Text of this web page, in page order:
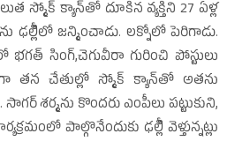
స్మోక్‌ క్యాన్‌తో దూకిన వ్యక్తిని 27 ఏళ్ల
ఢల్లీిలో జన్మించాడు. లక్నోలో పెరిగాడు.
సింగ్‌,చెగువీరా గురించి పోస్టులు
తన చేతుల్లో స్మోక్‌ క్యాన్‌తో అతను
శర్మను కొందరు ఎంపీలు పట్టుకుని,
పాల్గొనేందుకు ఢల్లీి వెళ్తున్నట్లు